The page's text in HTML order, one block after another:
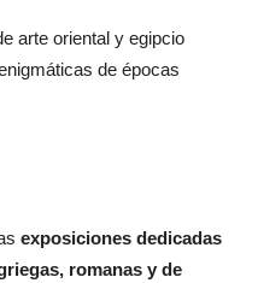
arte oriental y egipcio
de épocas
exposiciones dedicadas
romanas y de